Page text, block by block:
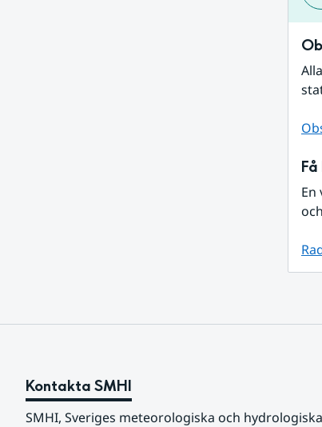
Kontakta SMHI
SMHI, Sveriges meteorologiska och hydrologiska